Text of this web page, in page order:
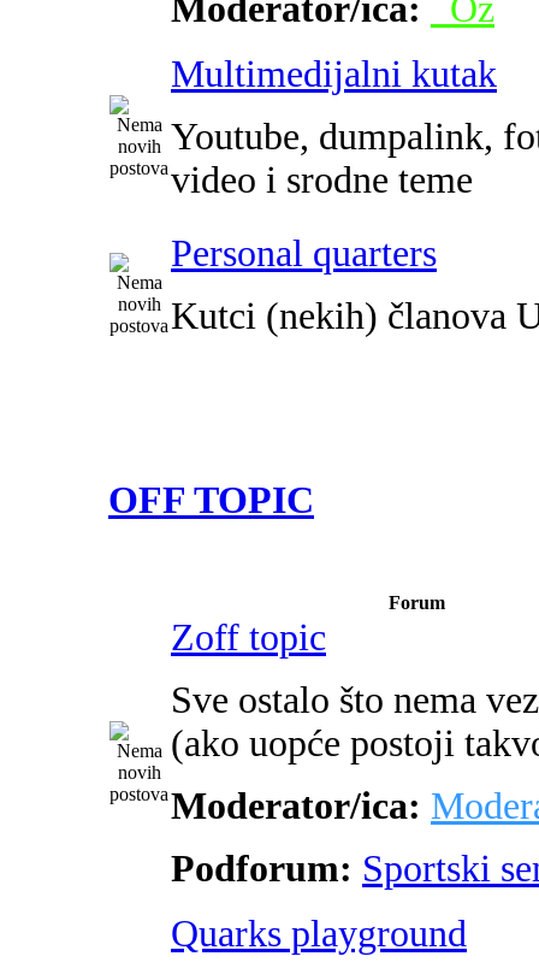
Moderator/ica:
_Oz
Multimedijalni kutak
Youtube, dumpalink,
video i srodne teme
Personal quarters
Kutci (nekih) članova
OFF TOPIC
Forum
Zoff topic
Sve ostalo što nema
(ako uopće postoji
Moderator/ica:
Podforum: Sportski
Quarks playground